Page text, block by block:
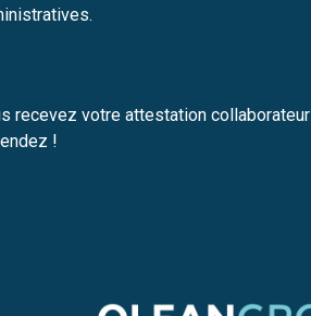
recevez votre attestation collaborateur
!